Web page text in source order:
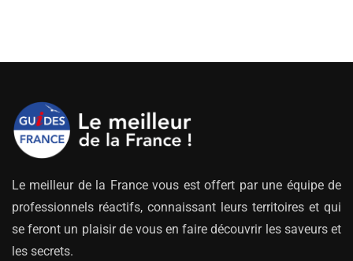
à
Le meilleur de la France vous est offert par une équipe de
professionnels réactifs, connaissant leurs territoires et qui
se feront un plaisir de vous en faire découvrir les saveurs et
les secrets.